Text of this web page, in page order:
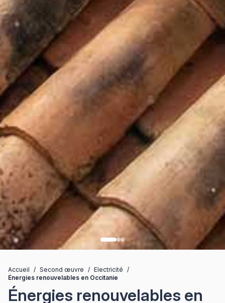
Accueil / Second œuvre / Electricité
/
Énergies renouvelables en Occitanie
Énergies renouvelables en